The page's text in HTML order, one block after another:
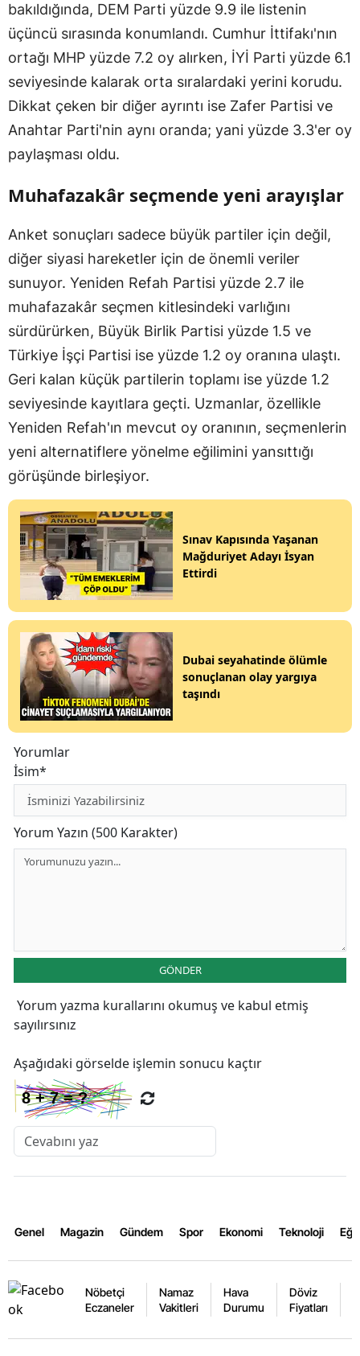
bakıldığında, DEM Parti yüzde 9.9 ile listenin
üçüncü sırasında konumlandı. Cumhur İttifakı'nın
ortağı MHP yüzde 7.2 oy alırken, İYİ Parti yüzde 6.1
seviyesinde kalarak orta sıralardaki yerini korudu.
Dikkat çeken bir diğer ayrıntı ise Zafer Partisi ve
Anahtar Parti'nin aynı oranda; yani yüzde 3.3'er oy
paylaşması oldu.
Muhafazakâr seçmende yeni arayışlar
Anket sonuçları sadece büyük partiler için değil,
diğer siyasi hareketler için de önemli veriler
sunuyor. Yeniden Refah Partisi yüzde 2.7 ile
muhafazakâr seçmen kitlesindeki varlığını
sürdürürken, Büyük Birlik Partisi yüzde 1.5 ve
Türkiye İşçi Partisi ise yüzde 1.2 oy oranına ulaştı.
Geri kalan küçük partilerin toplamı ise yüzde 1.2
seviyesinde kayıtlara geçti. Uzmanlar, özellikle
Yeniden Refah'ın mevcut oy oranının, seçmenlerin
yeni alternatiflere yönelme eğilimini yansıttığı
görüşünde birleşiyor.
Sınav Kapısında Yaşanan
Mağduriyet Adayı İsyan
Ettirdi
Dubai seyahatinde ölümle
sonuçlanan olay yargıya
taşındı
Yorumlar
İsim*
Yorum Yazın (500 Karakter)
GÖNDER
Yorum yazma kurallarını okumuş ve kabul etmiş
sayılırsınız
Aşağıdaki görselde işlemin sonucu kaçtır
Genel Magazin Gündem Spor Ekonomi Teknoloji
Nöbetçi
Eczaneler
Namaz
Vakitleri
Hava
Durumu
Döviz
Fiyatları